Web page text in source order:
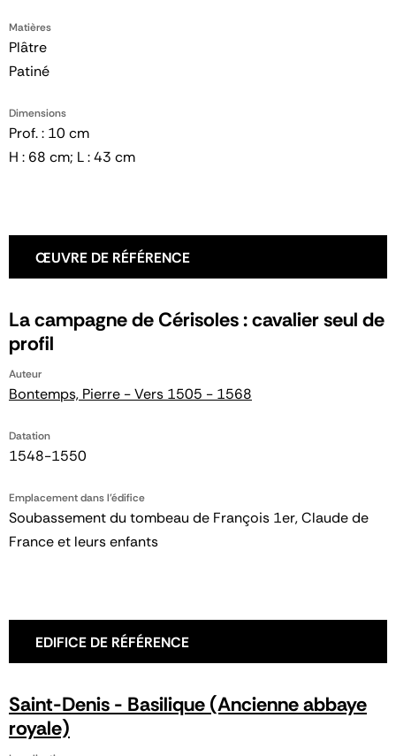
Matières
Plâtre
Patiné
Dimensions
Prof. : 10 cm
H : 68 cm; L : 43 cm
ŒUVRE DE RÉFÉRENCE
La campagne de Cérisoles : cavalier seul de
profil
Auteur
Bontemps, Pierre - Vers 1505 - 1568
Datation
1548-1550
Emplacement dans l'édifice
Soubassement du tombeau de François 1er, Claude de
France et leurs enfants
EDIFICE DE RÉFÉRENCE
Saint-Denis - Basilique (Ancienne abbaye
royale)